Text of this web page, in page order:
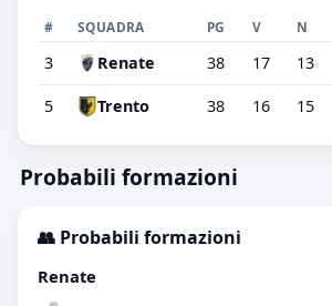
# SQUADRA PG V N
3 Renate 38 17 13
5 Trento 38 16 15
Probabili formazioni
👥 Probabili formazioni
Renate